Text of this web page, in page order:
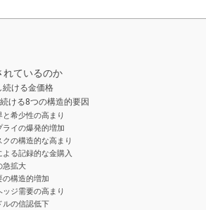
れているのか
続ける金価格
ける8つの構造的要因
と希少性の高まり
ライの爆発的増加
クの構造的な高まり
よる記録的な金購入
急拡大
の構造的増加
ッジ需要の高まり
ルの信認低下